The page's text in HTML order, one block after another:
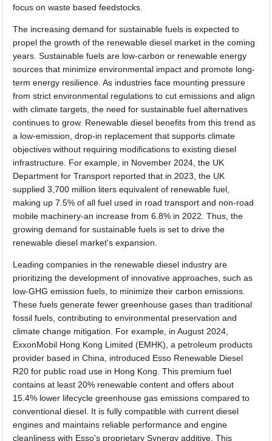
focus on waste based feedstocks.
The increasing demand for sustainable fuels is expected to
propel the growth of the renewable diesel market in the coming
years. Sustainable fuels are low-carbon or renewable energy
sources that minimize environmental impact and promote long-
term energy resilience. As industries face mounting pressure
from strict environmental regulations to cut emissions and align
with climate targets, the need for sustainable fuel alternatives
continues to grow. Renewable diesel benefits from this trend as
a low-emission, drop-in replacement that supports climate
objectives without requiring modifications to existing diesel
infrastructure. For example, in November 2024, the UK
Department for Transport reported that in 2023, the UK
supplied 3,700 million liters equivalent of renewable fuel,
making up 7.5% of all fuel used in road transport and non-road
mobile machinery-an increase from 6.8% in 2022. Thus, the
growing demand for sustainable fuels is set to drive the
renewable diesel market's expansion.
Leading companies in the renewable diesel industry are
prioritizing the development of innovative approaches, such as
low-GHG emission fuels, to minimize their carbon emissions.
These fuels generate fewer greenhouse gases than traditional
fossil fuels, contributing to environmental preservation and
climate change mitigation. For example, in August 2024,
ExxonMobil Hong Kong Limited (EMHK), a petroleum products
provider based in China, introduced Esso Renewable Diesel
R20 for public road use in Hong Kong. This premium fuel
contains at least 20% renewable content and offers about
15.4% lower lifecycle greenhouse gas emissions compared to
conventional diesel. It is fully compatible with current diesel
engines and maintains reliable performance and engine
cleanliness with Esso's proprietary Synergy additive. This